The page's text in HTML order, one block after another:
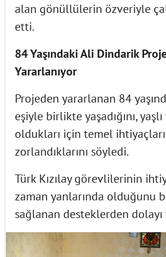
alan gönüllülerin özveriyle
etti.
84 Yaşındaki Ali Dindarik
Yararlanıyor
Projeden yararlanan 84
eşiyle birlikte yaşadığını,
oldukları için temel
zorlandıklarını söyledi.
Türk Kızılay görevlilerinin
zaman yanlarında olduğunu
sağlanan desteklerden